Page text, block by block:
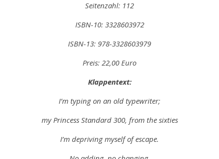
Seitenzahl: 112
ISBN-10: ‎3328603972
ISBN-13: 978-3328603979
Preis: 22,00 Euro
Klappentext:
I’m typing on an old typewriter;
my Princess Standard 300, from the sixties
I’m depriving myself of escape.